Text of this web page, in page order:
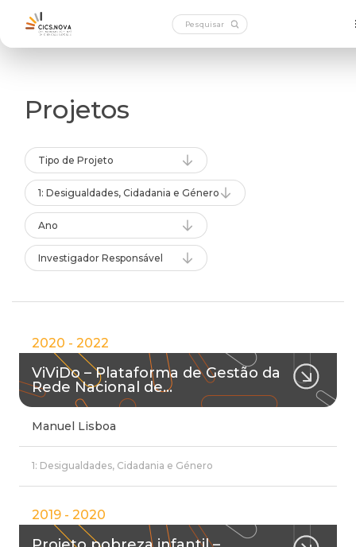
Projetos
Tipo de Projeto
1: Desigualdades, Cidadania e Género
Ano
Investigador Responsável
2020 - 2022
ViViDo – Plataforma de Gestão da
Rede Nacional de…
Manuel Lisboa
1: Desigualdades, Cidadania e Género
2019 - 2020